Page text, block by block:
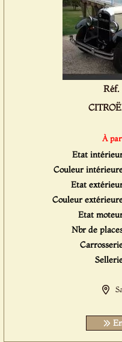
Réf.
À
Etat
Couleur
Etat
Couleur
Etat
Nbr de